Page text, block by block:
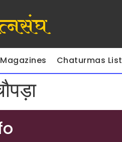
Chaturmas List